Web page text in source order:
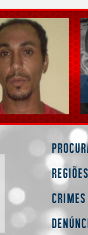
Regiões
Crimes